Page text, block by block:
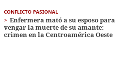
CONFLICTO PASIONAL
Enfermera mató a su esposo para
vengar la muerte de su amante:
crimen en la Centroamérica Oeste